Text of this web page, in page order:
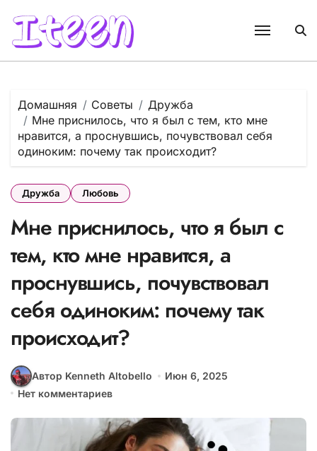
содержанию
Домашняя Советы
Дружба
Мне приснилось, что я был с тем, кто мне
нравится, а проснувшись, почувствовал себя
одиноким: почему так происходит?
Дружба Любовь
Мне приснилось, что я был с
тем, кто мне нравится, а
проснувшись, почувствовал
себя одиноким: почему так
происходит?
Автор Kenneth Altobello
Июн 6, 2025
Нет комментариев